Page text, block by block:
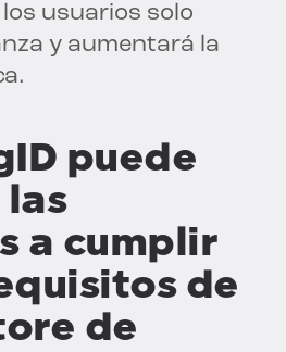
usuarios solo
y aumentará la
puede
a cumplir
de
de